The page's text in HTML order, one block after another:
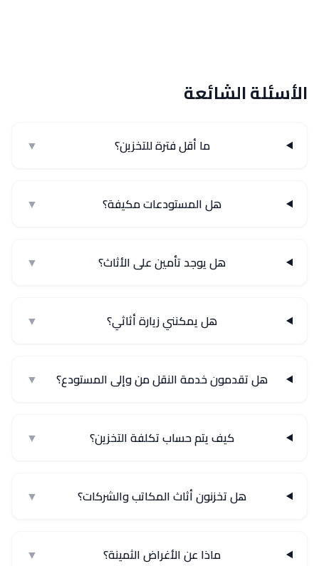
الأسئلة الشائعة
ما أقل فترة للتخزين؟ ▼
هل المستودعات مكيفة؟ ▼
هل يوجد تأمين على الأثاث؟ ▼
هل يمكنني زيارة أثاثي؟ ▼
هل تقدمون خدمة النقل من وإلى المستودع؟ ▼
كيف يتم حساب تكلفة التخزين؟ ▼
هل تخزنون أثاث المكاتب والشركات؟ ▼
ماذا عن الأغراض الثمينة؟ ▼